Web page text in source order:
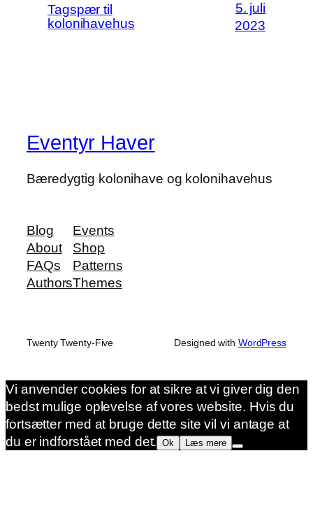
Tagspær til
kolonihavehus
5. juli
2023
Eventyr Haver
Bæredygtig kolonihave og kolonihavehus
Blog
About
FAQs
Authors
Events
Shop
Patterns
Themes
Twenty Twenty-Five Designed with WordPress
Vi anvender cookies for at sikre at vi giver dig den
bedst mulige oplevelse af vores website. Hvis du
fortsætter med at bruge dette site vil vi antage at
du er indforstået med det. Ok Læs mere